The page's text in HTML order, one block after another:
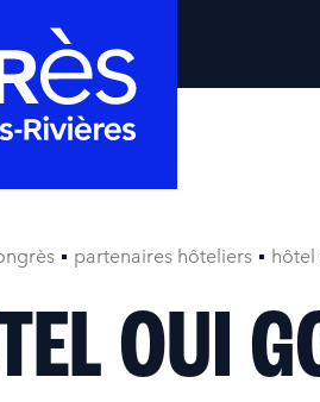
partenaires hôteliers hôtel
OUI